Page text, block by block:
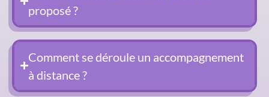
proposé ?
Comment se déroule un accompagnement
à distance ?